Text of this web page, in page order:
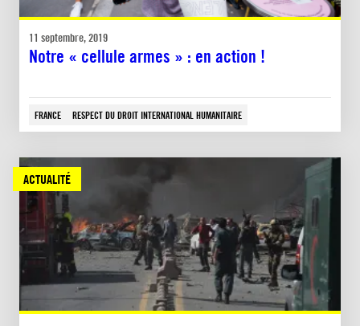
11 septembre, 2019
Notre « cellule armes » : en action !
FRANCE RESPECT DU DROIT INTERNATIONAL HUMANITAIRE
ACTUALITÉ